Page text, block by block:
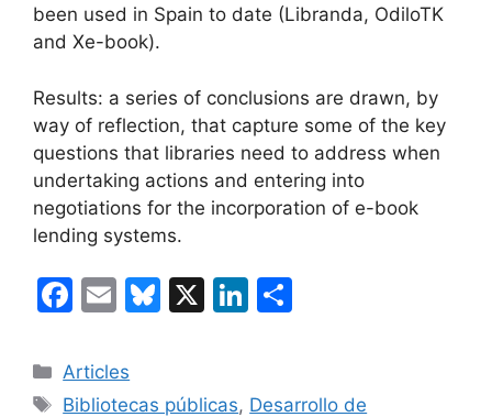
been used in Spain to date (Libranda, OdiloTK
and Xe-book).
Results: a series of conclusions are drawn, by
way of reflection, that capture some of the key
questions that libraries need to address when
undertaking actions and entering into
negotiations for the incorporation of e-book
lending systems.
F
c
e
E
ai
l
Bl
s
X
Li
e p
Categories
Articles
Etiquetes
Bibliotecas públicas, Desarrollo de